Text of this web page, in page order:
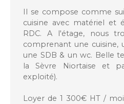
Il se compose comme
cuisine avec matériel et
RDC. A l'étage, nous
comprenant une cuisine,
une SDB & un wc. Belle
la Sèvre Niortaise et
exploité).
Loyer de 1 300€ HT /